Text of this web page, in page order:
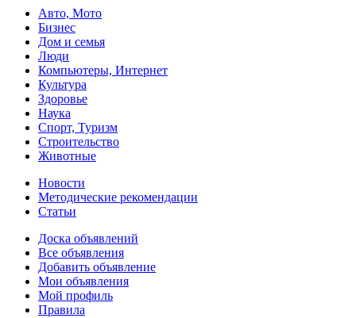
Авто, Мото
Бизнес
Дом и семья
Люди
Компьютеры, Интернет
Культура
Здоровье
Наука
Спорт, Туризм
Строительство
Животные
Новости
Методические рекомендации
Статьи
Доска объявлений
Все объявления
Добавить объявление
Мои объявления
Мой профиль
Правила